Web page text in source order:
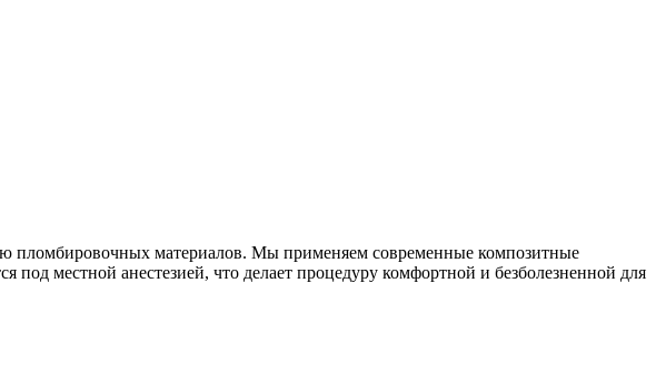
пломбировочных материалов. Мы применяем современные композитные
местной анестезией, что делает процедуру комфортной и безболезненной для